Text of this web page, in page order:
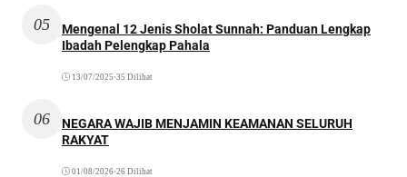
05
Mengenal 12 Jenis Sholat Sunnah: Panduan Lengkap
Ibadah Pelengkap Pahala
13/07/2025 •35 Dilihat
06
NEGARA WAJIB MENJAMIN KEAMANAN SELURUH
RAKYAT
01/08/2026•26 Dilihat